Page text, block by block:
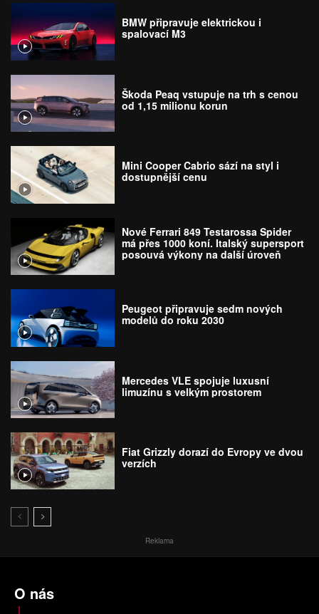
BMW připravuje elektrickou i
spalovací M3
Škoda Peaq vstupuje na trh s cenou
od 1,15 milionu korun
Mini Cooper Cabrio sází na styl i
dostupnější cenu
Nové Ferrari 849 Testarossa Spider
má přes 1000 koní. Italský supersport
posouvá výkony na další úroveň
Peugeot připravuje sedm nových
modelů do roku 2030
Mercedes VLE spojuje luxusní
limuzínu s velkým prostorem
Fiat Grizzly dorazí do Evropy ve dvou
verzích
Reklama
O nás